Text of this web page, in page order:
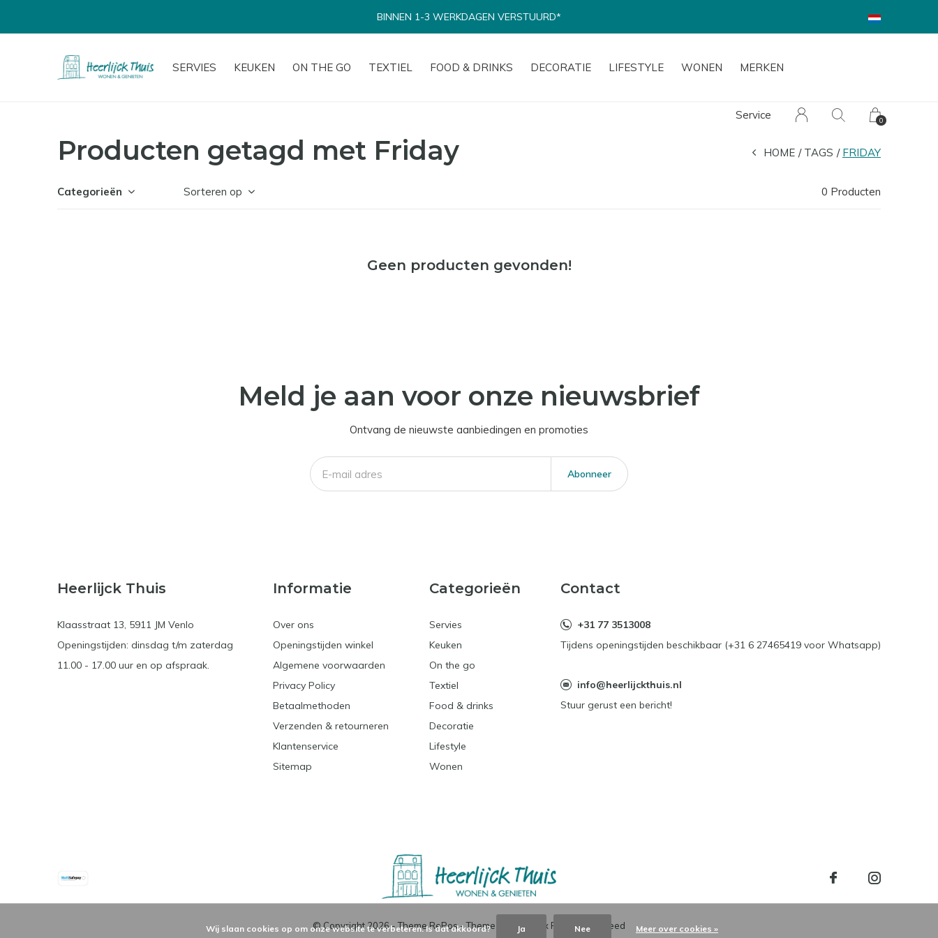
SERVIES KEUKEN ON THE GO TEXTIEL FOOD & DRINKS DECORATIE LIFESTYLE WONEN MERKEN
Service 0
BINNEN 1-3 WERKDAGEN VERSTUURD*
Producten getagd met Friday HOME TAGS FRIDAY
Categorieën Sorteren op 0 Producten
Geen producten gevonden!
Meld je aan voor onze nieuwsbrief
Ontvang de nieuwste aanbiedingen en promoties
Abonneer
Heerlijck Thuis
Klaasstraat 13, 5911 JM Venlo
Openingstijden: dinsdag t/m zaterdag
11.00 - 17.00 uur en op afspraak.
Informatie
Over ons
Openingstijden winkel
Algemene voorwaarden
Privacy Policy
Betaalmethoden
Verzenden & retourneren
Klantenservice
Sitemap
Categorieën
Servies
Keuken
On the go
Textiel
Food & drinks
Decoratie
Lifestyle
Wonen
Contact
+31 77 3513008
Tijdens openingstijden beschikbaar (+31 6 27465419 voor Whatsapp)
info@heerlijckthuis.nl
Stuur gerust een bericht!
© Copyright2026- Theme RePos - Theme By DMWS x Plus+ -RSS-feed
Wij slaan cookies op om onze website te verbeteren. Is dat akkoord? Ja Nee Meer over cookies »